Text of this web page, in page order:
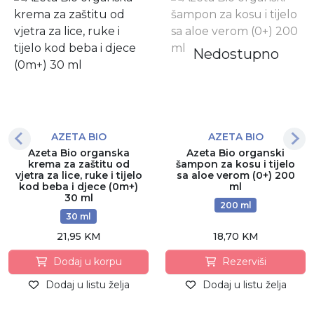
AZETA BIO
Azeta Bio organska
krema za zaštitu od
vjetra za lice, ruke i tijelo
kod beba i djece (0m+)
30 ml
30 ml
21,95 KM
Dodaj u korpu
Dodaj u listu želja
Nedostupno
AZETA BIO
Azeta Bio organski
šampon za kosu i tijelo
sa aloe verom (0+) 200
ml
200 ml
18,70 KM
Rezerviši
Dodaj u listu želja